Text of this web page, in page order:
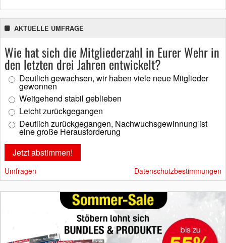
AKTUELLE UMFRAGE
Wie hat sich die Mitgliederzahl in Eurer Wehr in
den letzten drei Jahren entwickelt?
Deutlich gewachsen, wir haben viele neue Mitglieder
gewonnen
Weitgehend stabil geblieben
Leicht zurückgegangen
Deutlich zurückgegangen, Nachwuchsgewinnung ist
eine große Herausforderung
Umfragen Datenschutzbestimmungen